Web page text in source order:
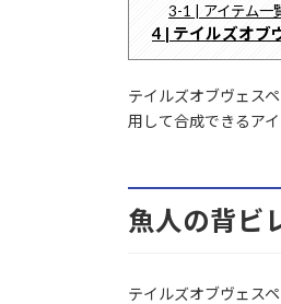
3-1 | アイテム一
4 | テイルズオブ
テイルズオブヴェス
用して合成できるア
魚人の背ビ
テイルズオブヴェス